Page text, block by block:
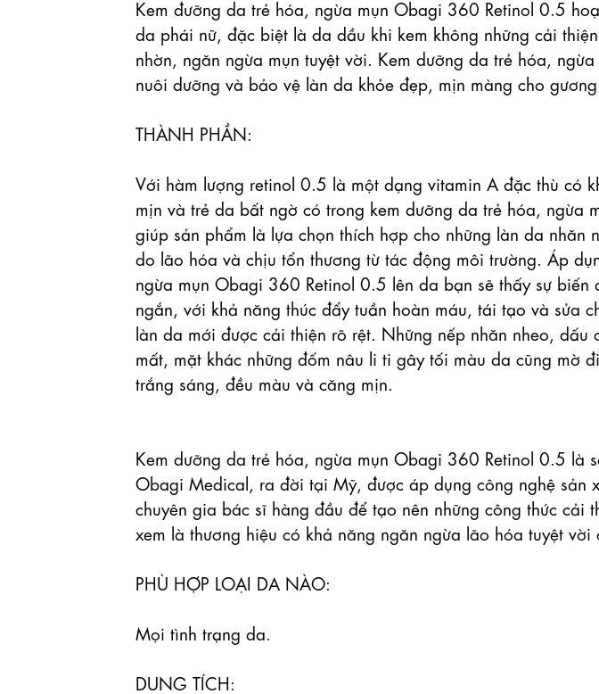
Kem đưỡng da trẻ hóa, ngừa mụn Obagi 360 Retinol 0.5
da phái nữ, đặc biệt là da dầu khi kem không những cải
nhờn, ngăn ngừa mụn tuyệt vời. Kem dưỡng da trẻ hóa,
nuôi dưỡng và bảo vệ làn da khỏe đẹp, mịn màng cho
THÀNH PHẦN:
Với hàm lượng retinol 0.5 là một dạng vitamin A đặc thù có
mịn và trẻ da bất ngờ có trong kem dưỡng da trẻ hóa, ngừa
giúp sản phẩm là lựa chọn thích hợp cho những làn da nhăn
do lão hóa và chịu tổn thương từ tác động môi trường. Áp
ngừa mụn Obagi 360 Retinol 0.5 lên da bạn sẽ thấy sự
ngắn, với khả năng thúc đẩy tuần hoàn máu, tái tạo và sửa
làn da mới được cải thiện rõ rệt. Những nếp nhăn nheo, dấu
mất, mặt khác những đốm nâu li ti gây tối màu da cũng mờ
trắng sáng, đều màu và căng mịn.
Kem dưỡng da trẻ hóa, ngừa mụn Obagi 360 Retinol 0.5 là
Obagi Medical, ra đời tại Mỹ, được áp dụng công nghệ sản
chuyên gia bác sĩ hàng đầu để tạo nên những công thức cải
xem là thương hiệu có khả năng ngăn ngừa lão hóa tuyệt vời
PHÙ HỢP LOẠI DA NÀO:
Mọi tình trạng da.
DUNG TÍCH: